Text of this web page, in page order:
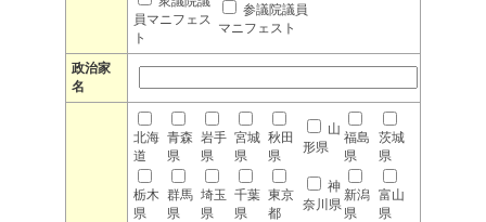
員マニフェス
ト
参議院議員
マニフェスト
政治家
名
北海
道
青森
県
岩手
県
宮城
県
秋田
県
山
形県
福島
県
茨城
県
栃木
県
群馬
県
埼玉
県
千葉
県
東京
都
神
奈川県
新潟
県
富山
県